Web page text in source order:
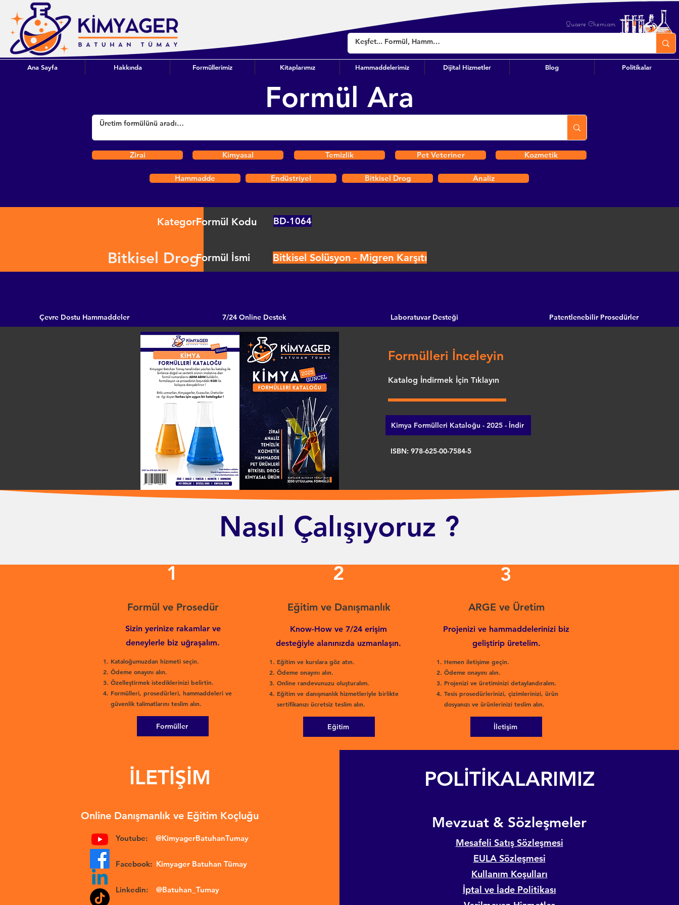
Quaere Chemiam
Ana Sayfa Hakkında Formüllerimiz Kitaplarımız Hammaddelerimiz Dijital Hizmetler Blog Politikalar
Formül Ara
Zirai Kimyasal Temizlik Pet Veteriner Kozmetik
Hammadde Endüstriyel Bitkisel Drog Analiz
Kategori
Bitkisel Drog
Formül Kodu BD-1064
Formül İsmi Bitkisel Solüsyon - Migren Karşıtı
Çevre Dostu Hammaddeler 7/24 Online Destek Laboratuvar Desteği Patentlenebilir Prosedürler
Formülleri İnceleyin
Katalog İndirmek İçin Tıklayın
Kimya Formülleri Kataloğu - 2025 - İndir
ISBN: 978-625-00-7584-5
Nasıl Çalışıyoruz ?
1
Formül ve Prosedür
Sizin yerinize rakamlar ve
deneylerle biz uğraşalım.
Kataloğumuzdan hizmeti seçin.
Ödeme onayını alın.
Özelleştirmek istediklerinizi belirtin.
Formülleri, prosedürleri, hammaddeleri ve
güvenlik talimatlarını teslim alın.
Formüller
2
Eğitim ve Danışmanlık
Know-How ve 7/24 erişim
desteğiyle alanınızda uzmanlaşın.
Eğitim ve kurslara göz atın.
Ödeme onayını alın.
Online randevunuzu oluşturalım.
Eğitim ve danışmanlık hizmetleriyle birlikte
sertifikanızı ücretsiz teslim alın.
Eğitim
3
ARGE ve Üretim
Hemen iletişime geçin.
Ödeme onayını alın.
Projenizi ve üretiminizi detaylandıralım.
Tesis prosedürlerinizi, çizimlerinizi, ürün
dosyanızı ve ürünlerinizi teslim alın.
Projenizi ve hammaddelerinizi biz
geliştirip üretelim.
İletişim
İLETİŞİM
Online Danışmanlık ve Eğitim Koçluğu
Youtube: @KimyagerBatuhanTumay
Facebook: Kimyager Batuhan Tümay
Linkedin: @Batuhan_Tumay
POLİTİKALARIMIZ
​Mevzuat & Sözleşmeler
Mesafeli Satış Sözleşmesi
EULA Sözleşmesi
Kullanım Koşulları
İptal ve İade Politikası